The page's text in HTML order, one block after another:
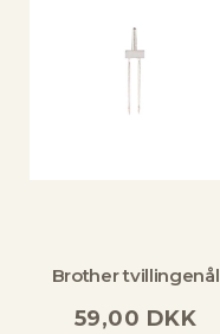
Brother tvillingenål
59,00 DKK